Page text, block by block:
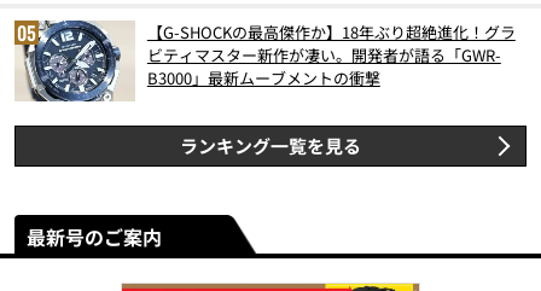
【G-SHOCKの最高傑作か】18年ぶり超絶進化！グラ
ビティマスター新作が凄い。開発者が語る「GWR-
B3000」最新ムーブメントの衝撃
ランキング一覧を見る
最新号のご案内